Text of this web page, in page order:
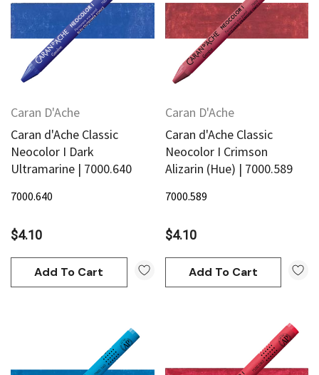
Caran D'Ache
Caran d'Ache Classic
Neocolor I Dark
Ultramarine | 7000.640
7000.640
$4.10
Add To Cart
Caran D'Ache
Caran d'Ache Classic
Neocolor I Crimson
Alizarin (Hue) | 7000.589
7000.589
$4.10
Add To Cart